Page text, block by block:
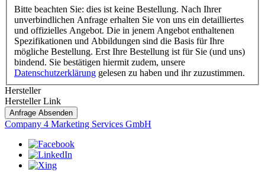
Bitte beachten Sie: dies ist keine Bestellung. Nach Ihrer
unverbindlichen Anfrage erhalten Sie von uns ein detailliertes
und offizielles Angebot. Die in jenem Angebot enthaltenen
Spezifikationen und Abbildungen sind die Basis für Ihre
mögliche Bestellung. Erst Ihre Bestellung ist für Sie (und uns)
bindend. Sie bestätigen hiermit zudem, unsere
Datenschutzerklärung gelesen zu haben und ihr zuzustimmen.
Hersteller
Hersteller Link
Anfrage Absenden
Company 4 Marketing Services GmbH